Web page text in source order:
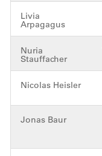
Livia
Arpagagus
Nuria
Stauffacher
Nicolas Heisler
Jonas Baur